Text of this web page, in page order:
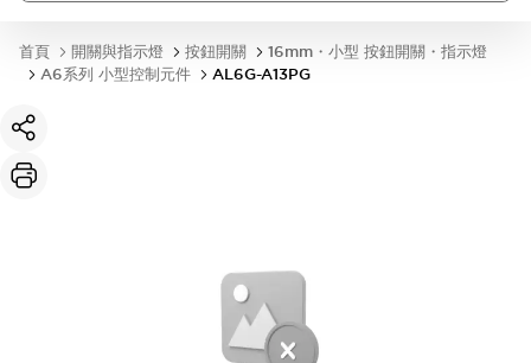
首頁 開關與指示燈 按鈕開關
16mm・小型 按鈕開關・指示燈
A6系列 小型控制元件
AL6G-A13PG